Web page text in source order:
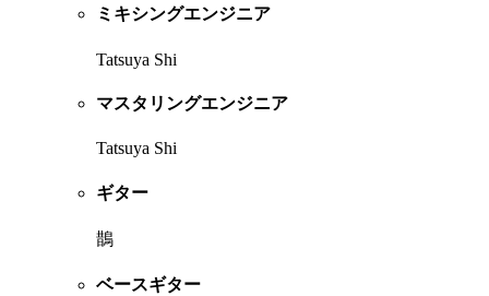
ミキシングエンジニア
Tatsuya Shi
マスタリングエンジニア
Tatsuya Shi
ギター
鵲
ベースギター